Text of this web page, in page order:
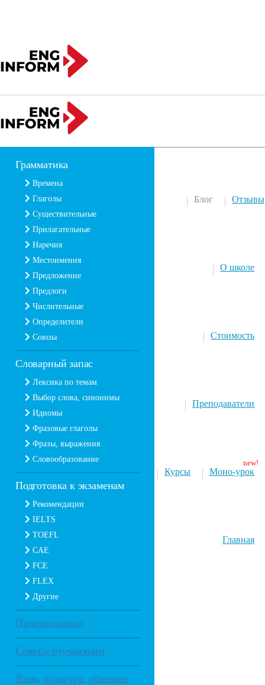
Грамматика
Времена
Глаголы
Существительные
Прилагательные
Наречия
Местоимения
Предложение
Предлоги
Числительные
Определители
Союзы
Словарный запас
Лексика по темам
Выбор слова, синонимы
Идиомы
Фразовые глаголы
Фразы, выражения
Словообразование
Подготовка к экзаменам
Рекомендации
IELTS
TOEFL
CAE
FCE
FLEX
Другие
Произношение
Советы изучающим
Язык, культура, общение
Отзывы
Блог
О школе
Стоимость
Преподаватели
Моно-урок
Курсы
Главная